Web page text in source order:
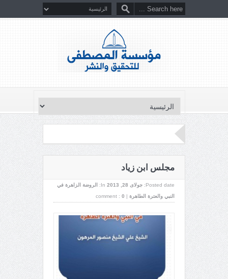
مجلس ابن زياد
Posted date: جولای 28, 2013 In:
الروضة الزاهرة في
النبي والعترة الطاهرة |
comment : 0